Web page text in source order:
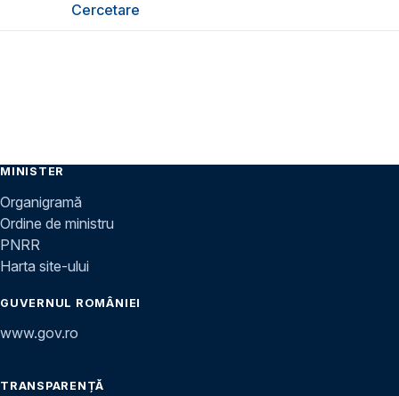
Cercetare
MINISTER
Organigramă
Ordine de ministru
PNRR
Harta site-ului
GUVERNUL ROMÂNIEI
www.gov.ro
TRANSPARENȚĂ